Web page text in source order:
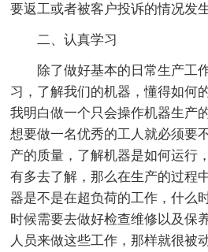
要返工或者被客户投诉的情况发生
二、认真学习
除了做好基本的日常生产工
习，了解我们的机器，懂得如何
我明白做一个只会操作机器生产
想要做一名优秀的工人就必须要
产的质量，了解机器是如何运行
有多去了解，那么在生产的过程
器是不是在超负荷的工作，什么
时候需要去做好检查维修以及保
人员来做这些工作，那样就很被